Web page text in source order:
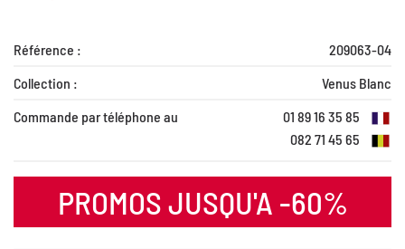
Référence :
209063-04
Collection :
Venus Blanc
Commande par téléphone au
01 89 16 35 85
082 71 45 65
PROMOS JUSQU'A -60%